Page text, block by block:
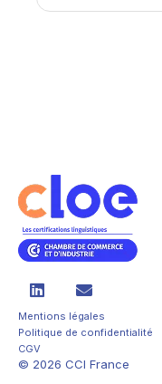
Mentions légales
Politique de confidentialité
CGV
© 2026 CCI France